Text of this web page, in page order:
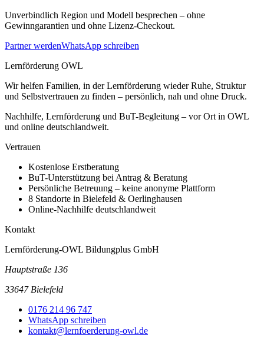
Unverbindlich Region und Modell besprechen – ohne
Gewinngarantien und ohne Lizenz-Checkout.
Partner werdenWhatsApp schreiben
Lernförderung OWL
Wir helfen Familien, in der Lernförderung wieder Ruhe, Struktur
und Selbstvertrauen zu finden – persönlich, nah und ohne Druck.
Nachhilfe, Lernförderung und BuT-Begleitung – vor Ort in OWL
und online deutschlandweit.
Vertrauen
Kostenlose Erstberatung
BuT-Unterstützung bei Antrag & Beratung
Persönliche Betreuung – keine anonyme Plattform
8 Standorte in Bielefeld & Oerlinghausen
Online-Nachhilfe deutschlandweit
Kontakt
Lernförderung-OWL Bildungplus GmbH
Hauptstraße 136
33647 Bielefeld
0176 214 96 747
WhatsApp schreiben
kontakt@lernfoerderung-owl.de